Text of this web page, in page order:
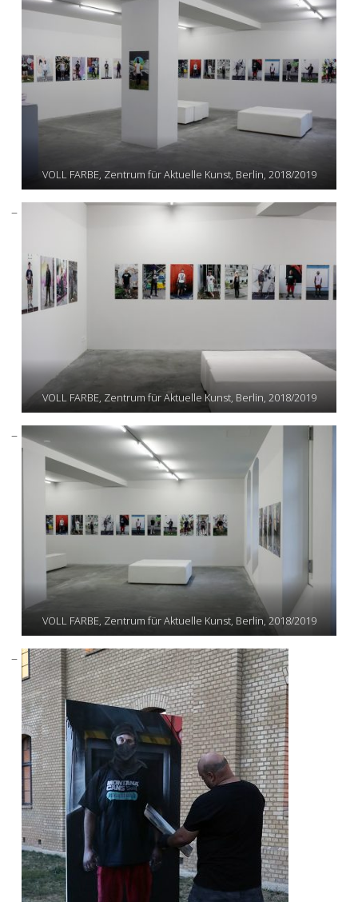
VOLL FARBE, Zentrum für Aktuelle Kunst, Berlin, 2018/2019
VOLL FARBE, Zentrum für Aktuelle Kunst, Berlin, 2018/2019
VOLL FARBE, Zentrum für Aktuelle Kunst, Berlin, 2018/2019